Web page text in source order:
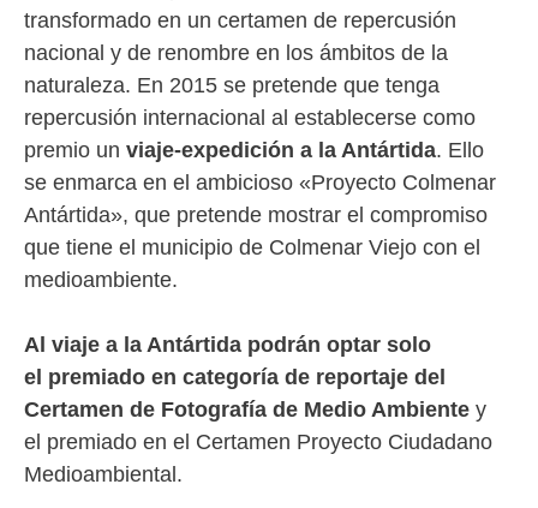
transformado en un certamen de repercusión
nacional y de renombre en los ámbitos de la
naturaleza. En 2015 se pretende que tenga
repercusión internacional al establecerse como
premio un viaje-expedición a la Antártida. Ello
se enmarca en el ambicioso «Proyecto Colmenar
Antártida», que pretende mostrar el compromiso
que tiene el municipio de Colmenar Viejo con el
medioambiente.
Al viaje a la Antártida podrán optar solo
el premiado en categoría de reportaje del
Certamen de Fotografía de Medio Ambiente y
el premiado en el Certamen Proyecto Ciudadano
Medioambiental.